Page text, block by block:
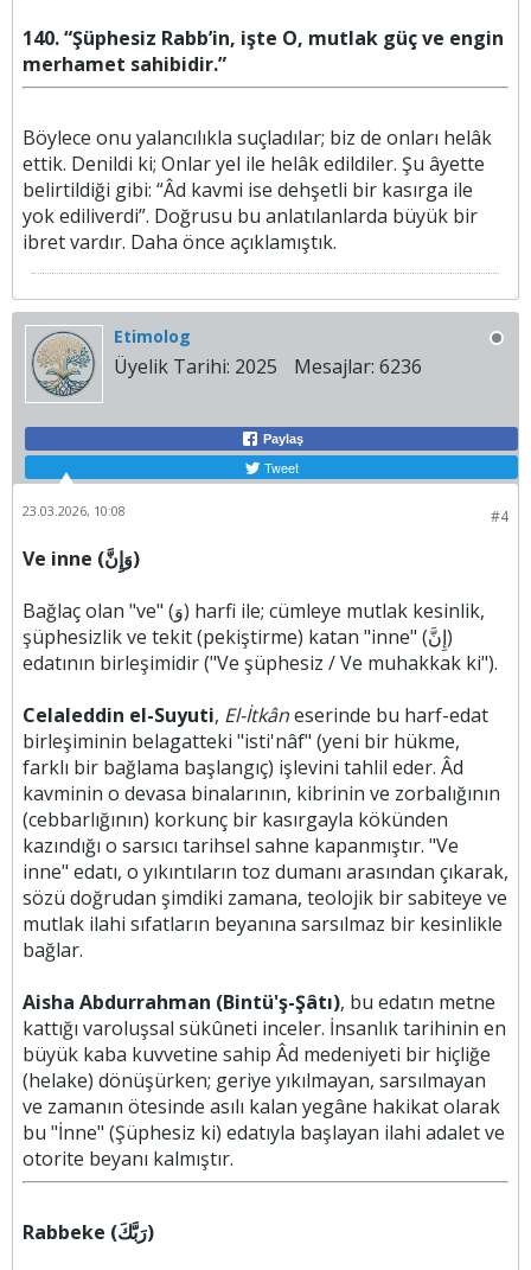
140. “Şüphesiz Rabb’in, işte O, mutlak güç ve engin
merhamet sahibidir.”
Böylece onu yalancılıkla suçladılar; biz de onları helâk
ettik. Denildi ki; Onlar yel ile helâk edildiler. Şu âyette
belirtildiği gibi: “Âd kavmi ise dehşetli bir kasırga ile
yok ediliverdi”. Doğrusu bu anlatılanlarda büyük bir
ibret vardır. Daha önce açıklamıştık.​
Etimolog
Üyelik Tarihi: 2025 Mesajlar: 6236
Paylaş
Tweet
#4
23.03.2026, 10:08
Ve inne (وَإِنَّ)
Bağlaç olan "ve" (وَ) harfi ile; cümleye mutlak kesinlik,
şüphesizlik ve tekit (pekiştirme) katan "inne" (إِنَّ)
edatının birleşimidir ("Ve şüphesiz / Ve muhakkak ki").
Celaleddin el-Suyuti, El-İtkâneserinde bu harf-edat
birleşiminin belagatteki "isti'nâf" (yeni bir hükme,
farklı bir bağlama başlangıç) işlevini tahlil eder. Âd
kavminin o devasa binalarının, kibrinin ve zorbalığının
(cebbarlığının) korkunç bir kasırgayla kökünden
kazındığı o sarsıcı tarihsel sahne kapanmıştır. "Ve
inne" edatı, o yıkıntıların toz dumanı arasından çıkarak,
sözü doğrudan şimdiki zamana, teolojik bir sabiteye ve
mutlak ilahi sıfatların beyanına sarsılmaz bir kesinlikle
bağlar.
Aisha Abdurrahman (Bintü'ş-Şâtı), bu edatın metne
kattığı varoluşsal sükûneti inceler. İnsanlık tarihinin en
büyük kaba kuvvetine sahip Âd medeniyeti bir hiçliğe
(helake) dönüşürken; geriye yıkılmayan, sarsılmayan
ve zamanın ötesinde asılı kalan yegâne hakikat olarak
bu "İnne" (Şüphesiz ki) edatıyla başlayan ilahi adalet ve
otorite beyanı kalmıştır.
Rabbeke (رَبَّكَ)